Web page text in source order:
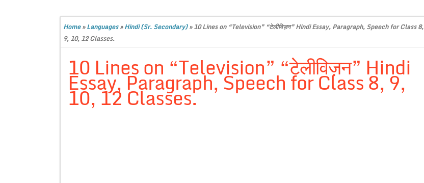
Home»Languages»Hindi (Sr. Secondary)»10 Lines on “Television” “टेलीविज़न” Hindi Essay, Paragraph, Speech for Class 8,
9, 10, 12 Classes.
10 Lines on “Television” “टेलीविज़न” Hindi
Essay, Paragraph, Speech for Class 8, 9,
10, 12 Classes.